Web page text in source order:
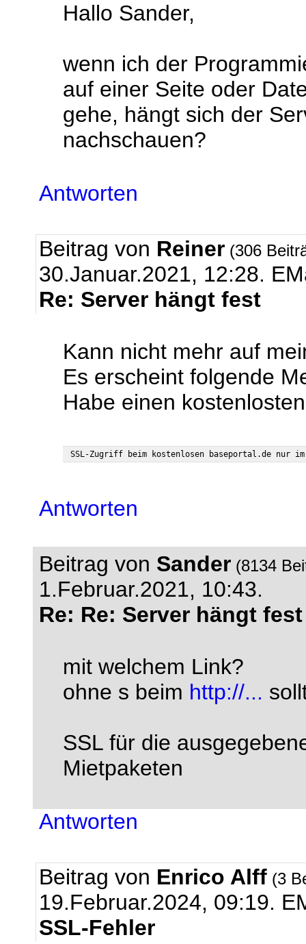
Hallo Sander,
wenn ich der
auf einer Seite oder
gehe, hängt sich der
nachschauen?
Antworten
Beitrag von Reiner (306
30.Januar.2021, 12:28.
Re: Server hängt fest
Kann nicht mehr auf
Es erscheint folgende
Habe einen
Antworten
Beitrag von Sander (8134
1.Februar.2021, 10:43.
Re: Re: Server hängt fest
mit welchem Link?
ohne s beim http://...
SSL für die
Mietpaketen
Antworten
Beitrag von Enrico Alff (3
19.Februar.2024, 09:19.
SSL-Fehler